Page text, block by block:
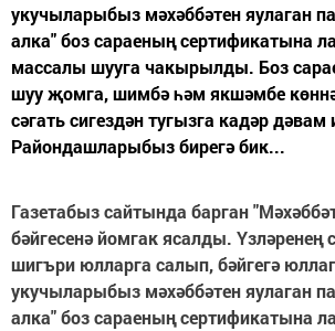
укучыларыбыз мәхәббәтен яулаган
алка" боз сараеның сертификатына
массалы шууга чакырылды. Боз
шуу җомга, шимбә һәм якшәмбе
сәгать сигездән тугызга кадәр дәвам
Райондашларыбыз бирегә бик...
Газетабыз сайтында барган
бәйгесенә йомгак ясалды. Үзләренең
шигъри юлларга салып, бәйгегә
укучыларыбыз мәхәббәтен яулаган
алка" боз сараеның сертификатына